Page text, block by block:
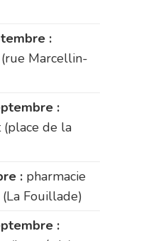
:
Marcellin-
:
(place de la
: pharmacie
Fouillade)
: